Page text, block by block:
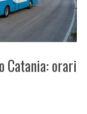
Catania: orari